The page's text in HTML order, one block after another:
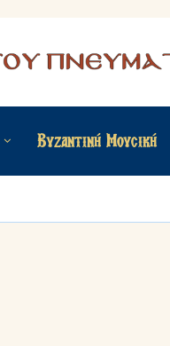
Βυζαντινή Μουσική